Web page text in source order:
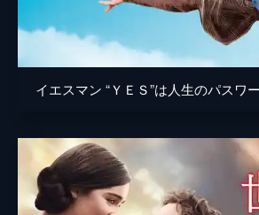
脚本
音楽
製作
イエスマン “ＹＥＳ”は人生のパスワ